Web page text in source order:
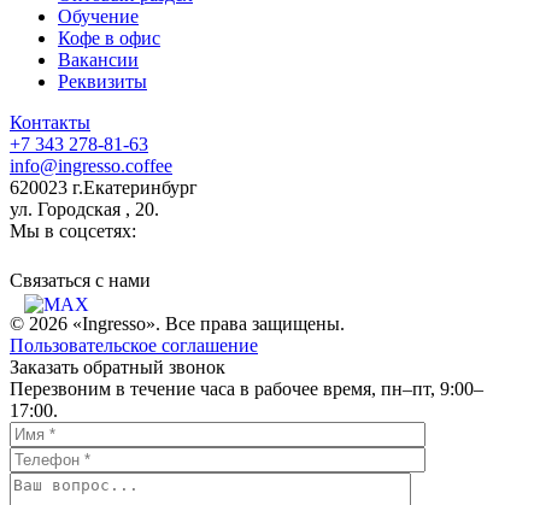
Обучение
Кофе в офис
Вакансии
Реквизиты
Контакты
+7 343 278-81-63
info@ingresso.coffee
620023 г.Екатеринбург
ул. Городская , 20.
Мы в соцсетях:
Связаться c нами
© 2026 «Ingresso». Все права защищены.
Пользовательское соглашение
Заказать обратный звонок
Перезвоним в течение часа в рабочее время, пн–пт, 9:00–
17:00.